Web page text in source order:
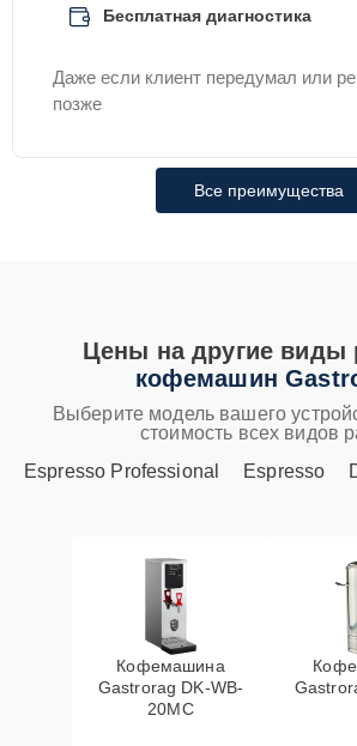
Бесплатная диагностика
Даже если клиент передумал или
позже
Все преимущества
Цены на другие виды
кофемашин
Выберите модель вашего
стоимость всех видов
Espresso Professional
Espresso
Кофемашина
Gastrorag DK-WB-
20MC